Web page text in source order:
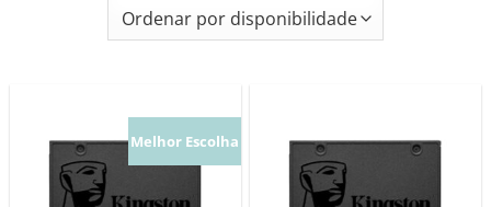
Melhor Escolha